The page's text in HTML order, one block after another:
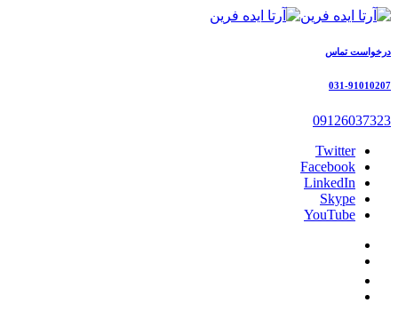
درخواست تماس
031-91010207
09126037323
Twitter
Facebook
LinkedIn
Skype
YouTube